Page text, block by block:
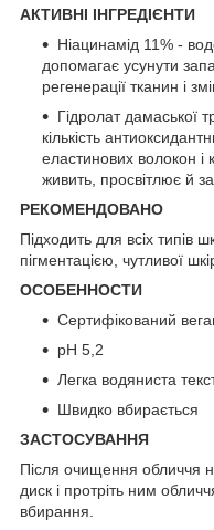
АКТИВНІ ІНГРЕДІЄНТИ
Ніацинамід 11% -
допомагає усунути
регенерації тканин і
Гідролат дамаської
кількість
еластинових волокон
живить, просвітлює й
РЕКОМЕНДОВАНО
Підходить для всіх типів
пігментацією, чутливої
ОСОБЕННОСТИ
Сертифікований
рН 5,2
Легка водяниста
Швидко вбирається
ЗАСТОСУВАННЯ
Після очищення обличчя
диск і протріть ним
вбирання.